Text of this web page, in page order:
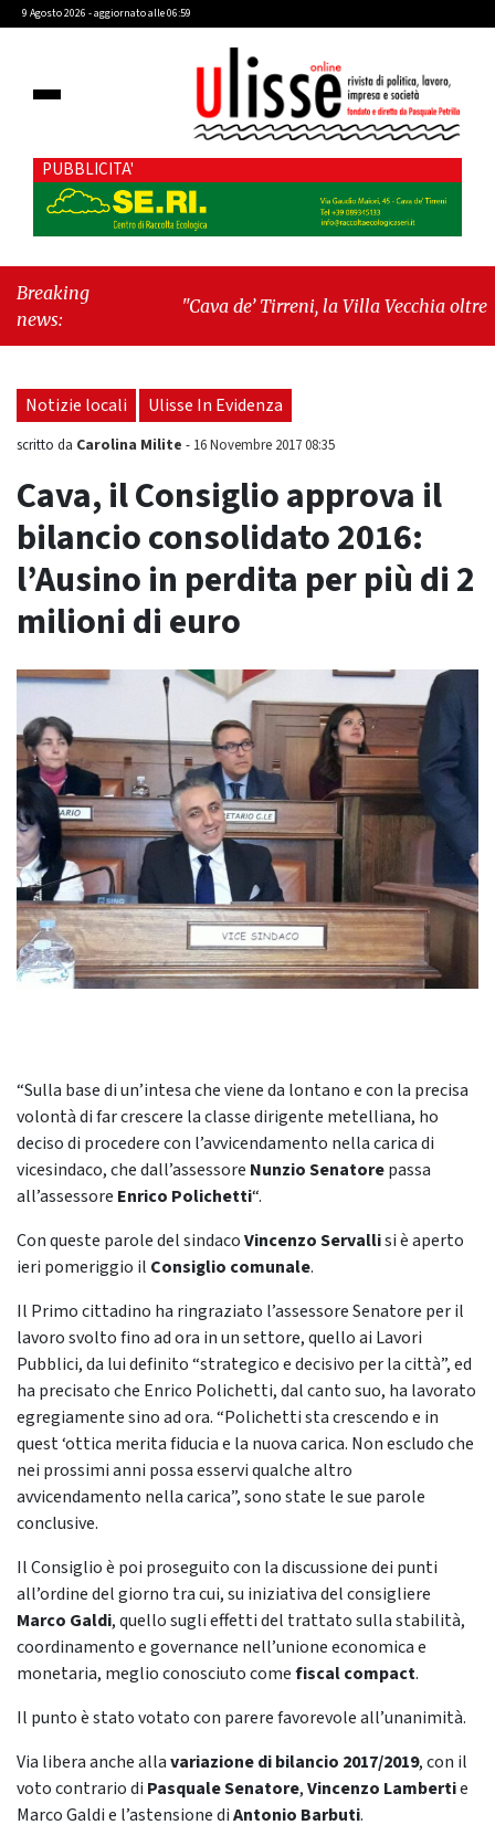
9 Agosto 2026 - aggiornato alle 06:59
PUBBLICITA'
Breaking
news:
"Cava de’ Tirreni, la Villa Vecchia oltre i
seduta consiliare: “Serve chiarezza!”"
Notizie locali Ulisse In Evidenza
scritto da Carolina Milite - 16 Novembre 2017 08:35
Cava, il Consiglio approva il
bilancio consolidato 2016:
l’Ausino in perdita per più di 2
milioni di euro
“Sulla base di un’intesa che viene da lontano e con la precisa
volontà di far crescere la classe dirigente metelliana, ho
deciso di procedere con l’avvicendamento nella carica di
vicesindaco, che dall’assessore Nunzio Senatorepassa
all’assessore Enrico Polichetti“.
Con queste parole del sindacoVincenzo Servallisi è aperto
ieri pomeriggio il Consiglio comunale.
Il Primo cittadino ha ringraziato l’assessore Senatore per il
lavoro svolto fino ad ora in un settore, quello ai Lavori
Pubblici, da lui definito “strategico e decisivo per la città”, ed
ha precisato che Enrico Polichetti, dal canto suo, ha lavorato
egregiamente sino ad ora. “Polichetti sta crescendo e in
quest ‘ottica merita fiducia e la nuova carica. Non escludo che
nei prossimi anni possa esservi qualche altro
avvicendamento nella carica”, sono state le sue parole
conclusive.
Il Consiglio è poi proseguito con la discussione dei punti
all’ordine del giorno tra cui, su iniziativa del consigliere
Marco Galdi, quello sugli effetti del trattato sulla stabilità,
coordinamento e governance nell’unione economica e
monetaria, meglio conosciuto comefiscal compact.
Il punto è stato votato con parere favorevole all’unanimità.
Via libera anche allavariazione di bilancio 2017/2019, con il
voto contrario di Pasquale Senatore,Vincenzo Lambertie
Marco Galdi e l’astensione diAntonio Barbuti.